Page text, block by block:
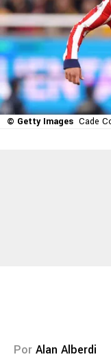
© Getty Images Cade
Por Alan Alberdi